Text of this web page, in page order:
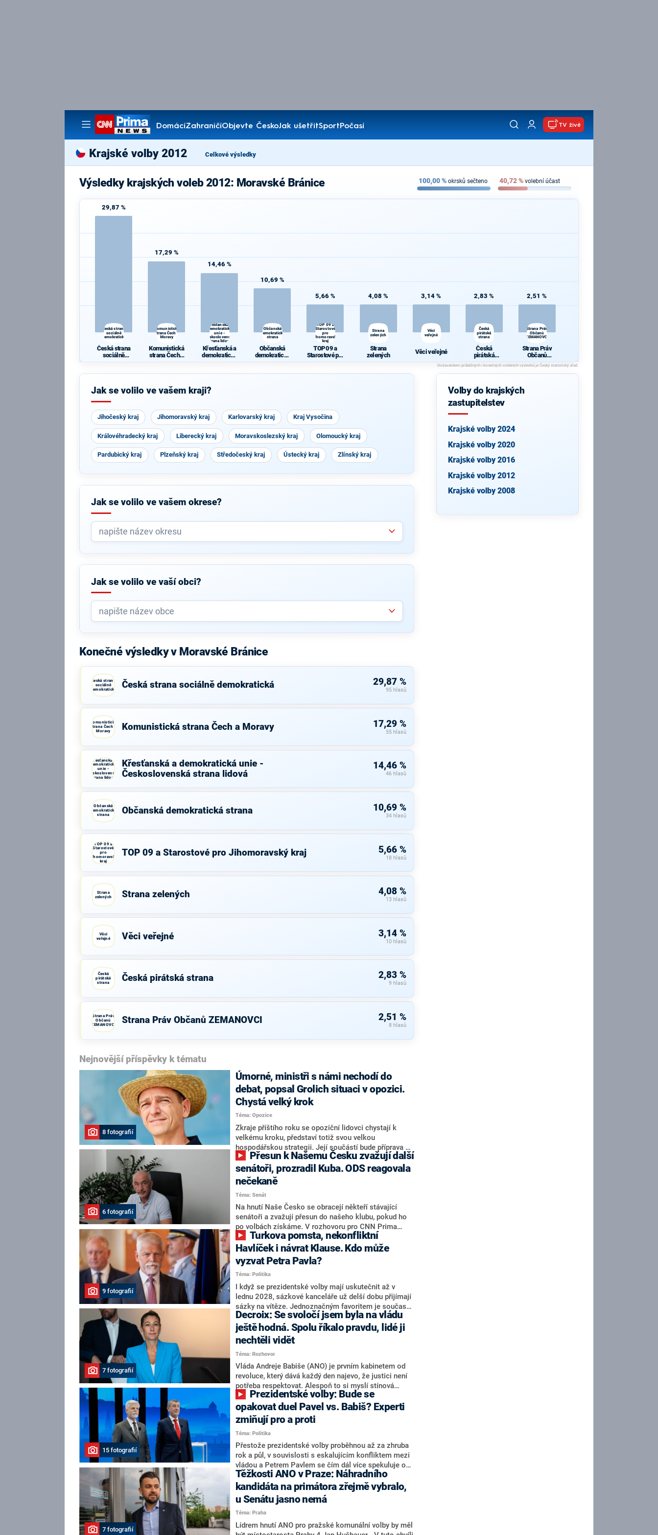
DomácíZahraničíObjevte ČeskoJak ušetřitSportPočasí
Pořady
TV živě
Krajské volby 2012 Celkové výsledky
Výsledky krajských voleb 2012: Moravské Bránice 100,00% okrsků sečteno 40,72% volební účast
29,87 %
Česká strana
sociálně
demokratická
Česká strana
sociálně
17,29 %
Komunistická
strana Čech a
Moravy
Komunistická
strana Čech a
14,46 %
Křesťanská a
demokratická
unie -
Československá
strana lidová
Křesťanská a
demokratická
ká strana
10,69 %
Občanská
demokratická
strana
Občanská
demokratická
5,66 %
TOP 09 a
Starostové
pro
Jihomoravský
kraj
TOP 09 a
Starostové pro
4,08 %
Strana
zelených
Strana
zelených
3,14 %
Věci
veřejné
Věci veřejné
2,83 %
Česká
pirátská
strana
Česká
pirátská
strana
2,51 %
Strana Práv
Občanů
ZEMANOVCI
Strana Práv
Občanů
ZEMANOVCI
Jak se volilo ve vašem kraji?
Jihočeský kraj Jihomoravský kraj Karlovarský kraj Kraj Vysočina
Královéhradecký kraj Liberecký kraj Moravskoslezský kraj Olomoucký kraj
Pardubický kraj Plzeňský kraj Středočeský kraj Ústecký kraj Zlínský kraj
Jak se volilo ve vašem okrese?
Jak se volilo ve vaší obci?
Konečné výsledky v Moravské Bránice
Česká strana
sociálně
demokratická
Česká strana sociálně demokratická 29,87 %
95 hlasů
Komunistická
strana Čech a
Moravy
Komunistická strana Čech a Moravy 17,29 %
55 hlasů
Křesťanská a
demokratická
unie -
Československá
strana lidová
Křesťanská a demokratická unie -
Československá strana lidová
14,46 %
46 hlasů
Občanská
demokratická
strana
Občanská demokratická strana 10,69 %
34 hlasů
TOP 09 a
Starostové
pro
Jihomoravský
kraj
TOP 09 a Starostové pro Jihomoravský kraj 5,66 %
18 hlasů
Strana
zelených
Strana zelených 4,08 %
13 hlasů
Věci
veřejné
Věci veřejné 3,14 %
10 hlasů
Česká
pirátská
strana
Česká pirátská strana 2,83 %
9 hlasů
Strana Práv
Občanů
ZEMANOVCI
Strana Práv Občanů ZEMANOVCI 2,51 %
8 hlasů
Nejnovější příspěvky k tématu
8 fotografií
Úmorné, ministři s námi nechodí do
debat, popsal Grolich situaci v opozici.
Chystá velký krok
Téma: Opozice
Zkraje příštího roku se opoziční lidovci chystají k
velkému kroku, představí totiž svou velkou
hospodářskou strategii. Její součástí bude příprava na
stárnutí populace, řekl ve středu na setkání s novináři
nový předseda lidovců Jan Grolich. Ten zároveň v
senátních volbách kandiduje ve Vyškově. Popsal i
aktivitu opozice, o níž vládní strany nebo političtí
komentátoři mluví jako o slabé a v defenzivě. „Je to
úmorná práce upozorňovat na chyby vlády. Ministři s
námi navíc nechodí do debat. Chceme ale ukazovat
svoje témata,“ odpověděl Grolich na dotaz CNN Prima
NEWS.
6 fotografií
senátoři, prozradil Kuba. ODS reagovala
nečekaně
Téma: Senát
Na hnutí Naše Česko se obracejí někteří stávající
senátoři a zvažují přesun do našeho klubu, pokud ho
po volbách získáme. V rozhovoru pro CNN Prima
NEWS to řekl zakladatel hnutí a jihočeský hejtman
Martin Kuba. Konkrétní nebyl, ale získat by takto mohl
například senátora Zdeňka Hrabu, který je dnes
součástí klubu ODS a TOP 09. Hraba to na dotaz
redakce nevyloučil. Předseda klubu senátorů ODS
Zdeněk Nytra redakci řekl, že počítá s odchodem
některých senátorů z klubu a že Naše Česko není
nepřítel, ale soupeř.
9 fotografií
Havlíček i návrat Klause. Kdo může
vyzvat Petra Pavla?
Téma: Politika
I když se prezidentské volby mají uskutečnit až v
lednu 2028, sázkové kanceláře už delší dobu přijímají
sázky na vítěze. Jednoznačným favoritem je současná
hlava státu Petr Pavel. Daleko za ním pak bookmakeři
zmiňují dva výrazné politiky ANO, tedy premiéra
Andreje Babiše a ministra průmyslu Karla Havlíčka.
Oblíbeným tipem samotných sázkařů je poslanec za
Motoristy Filip Turek. Politolog Jan Kubáček nicméně
o případné kandidatuře kohokoliv ze zmíněné trojice
značně pochybuje. Podle něj současná koalice dosud
nemá osobu, která by Pavlovi mohla konkurovat.
7 fotografií
Decroix: Se svoločí jsem byla na vládu
ještě hodná. Spolu říkalo pravdu, lidé ji
nechtěli vidět
Téma: Rozhovor
Vláda Andreje Babiše (ANO) je prvním kabinetem od
revoluce, který dává každý den najevo, že justici není
potřeba respektovat. Alespoň to si myslí stínová
ministryně spravedlnosti ODS Eva Decroix. V
rozhovoru pro CNN Prima NEWS si nebrala servítky
ohledně politického výkonu svého nástupce Jeronýma
Tejce (za ANO) či vládní zmocněnkyně pro lidská
práva Taťány Malé (ANO). Označením „svoloč“ na
adresu vlády prý byla ještě hodná. Decroix se také
vrátila k volební porážce koalice Spolu či promluvila o
hnutí Naše Česko Martina Kuby.
15 fotografií
opakovat duel Pavel vs. Babiš? Experti
zmiňují pro a proti
Téma: Politika
Přestože prezidentské volby proběhnou až za zhruba
rok a půl, v souvislosti s eskalujícím konfliktem mezi
vládou a Petrem Pavlem se čím dál více spekuluje o
tom, koho by do bitvy o Hrad mohla vyslat současná
koalice. Někteří političtí komentátoři znovu vytahují
jméno premiéra Andreje Babiše (ANO). Jak moc je
pravděpodobné, že se v prezidentských volbách 2028
bude znovu opakovat souboj z roku 2023?
7 fotografií
Těžkosti ANO v Praze: Náhradního
kandidáta na primátora zřejmě vybralo,
u Senátu jasno nemá
Téma: Praha
Lídrem hnutí ANO pro pražské komunální volby by měl
Volby do krajských
zastupitelstev
Krajské volby 2024
Krajské volby 2020
Krajské volby 2016
Krajské volby 2012
Krajské volby 2008